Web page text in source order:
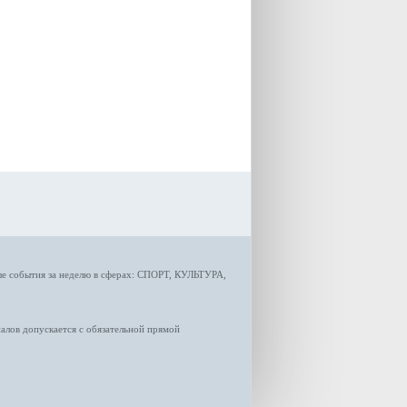
события за неделю в сферах: СПОРТ, КУЛЬТУРА,
допускается с обязательной прямой